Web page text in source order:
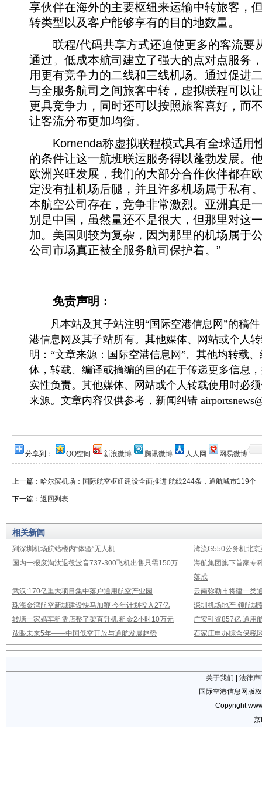
享伙伴在海外的主要枢纽来运输中转旅客，
转类型以及客户能够享有的目的地数量。
联程/代码共享方式还迫使更多的客流要
通过。低成本航司建立了强大的点对点服务
用更有竞争力的二线和三线机场。通过促进
与全服务航司之间旅客中转，虚拟联程可以
更具竞争力，同时还可以按照旅客喜好，而
让客流分布更加均衡。
Komenda称虚拟联程模式具有全球适用
的条件让这一航班联运服务得以蓬勃发展。
欧洲兴旺发展，我们的大部分合作伙伴都在
定没有扯机场后腿，并且许多机场属于私有
本航空公司存在，竞争非常激烈。亚洲真是
别是中国，虽然量还不是很大，但那里对这
加。美国则较为复杂，因为那里的机场属于
公司市场真正被全服务航司保护着。”
免责声明：
凡本站及其子站注明“国际空港信息网”的稿件
港信息网及其子站所有。其他媒体、网站或个人
明：“文章来源：国际空港信息网”。其他均转载
体，转载、编译或摘编的目的在于传递更多信息
实性负责。其他媒体、网站或个人转载使用时必
来源。文章内容仅供参考，新闻纠错
分享到： QQ空间 新浪微博 腾讯微博 人人网 网易微博
上一篇： 哈尔滨机场：国际航空枢纽建设全面推进 航线244条，通航城市119个
下一篇： 返回列表
相关新闻
到深圳机场航站楼内“体验”无人机
湾流G550公务机北
国内一报废淘汰退役波音737-300飞机出售只需150万
海航集团旗下首家专
落成
武汉:170亿重大项目集中落户通用航空产业园
云南弥勒市将建一类
珠海金湾航空新城建设快马加鞭 今年计划投入27亿
深圳机场地产 领航城
转塘一家婚车租赁店整了架直升机 租金2小时10万元
广安引资857亿 通用
放眼未来5年——中国低空开放与通航发展趋势
石家庄申办综合保税
关于我们
法律声
国际空港信息网版
Copyright